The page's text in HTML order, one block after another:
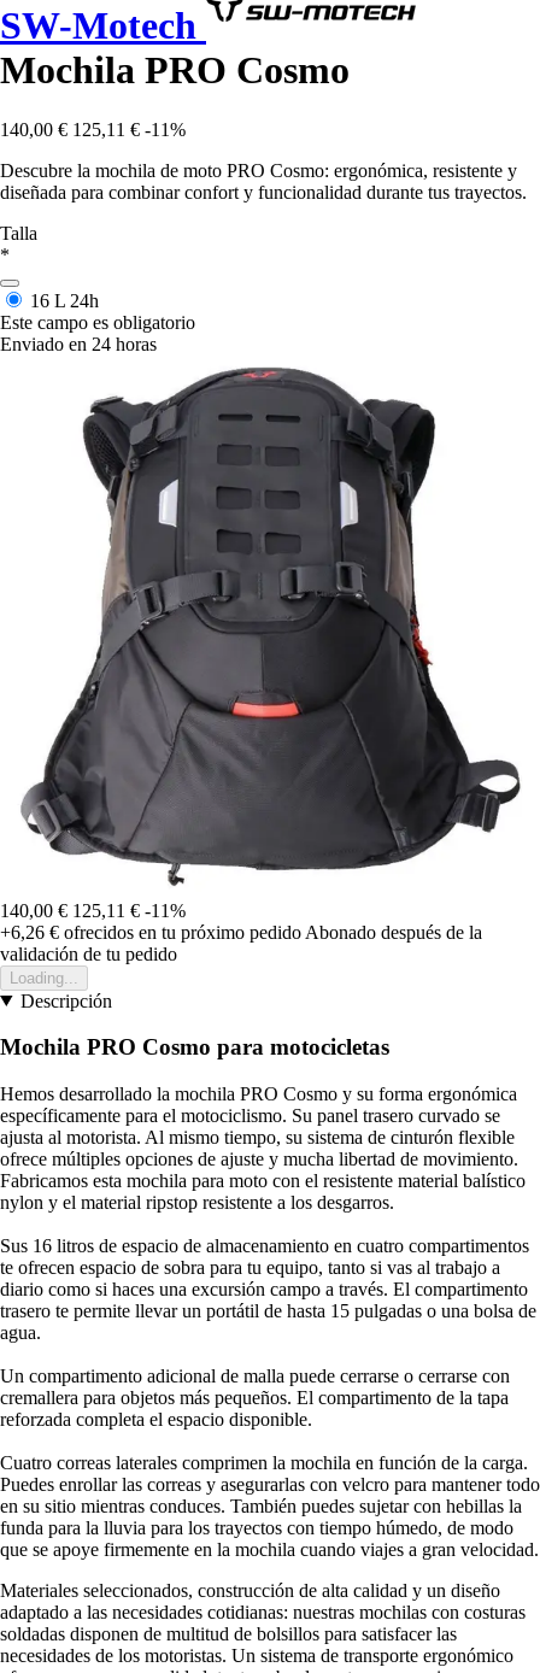
SW-Motech
Mochila PRO Cosmo
140,00 € 125,11 € -11%
Descubre la mochila de moto PRO Cosmo: ergonómica, resistente y
diseñada para combinar confort y funcionalidad durante tus trayectos.
Talla
*
16 L 24h
Este campo es obligatorio
Enviado en 24 horas
140,00 € 125,11 € -11%
+6,26 € ofrecidos en tu próximo pedido Abonado después de la
validación de tu pedido
Loading...
Descripción
Mochila PRO Cosmo para motocicletas
Hemos desarrollado la mochila PRO Cosmo y su forma ergonómica
específicamente para el motociclismo. Su panel trasero curvado se
ajusta al motorista. Al mismo tiempo, su sistema de cinturón flexible
ofrece múltiples opciones de ajuste y mucha libertad de movimiento.
Fabricamos esta mochila para moto con el resistente material balístico
nylon y el material ripstop resistente a los desgarros.
Sus 16 litros de espacio de almacenamiento en cuatro compartimentos
te ofrecen espacio de sobra para tu equipo, tanto si vas al trabajo a
diario como si haces una excursión campo a través. El compartimento
trasero te permite llevar un portátil de hasta 15 pulgadas o una bolsa de
agua.
Un compartimento adicional de malla puede cerrarse o cerrarse con
cremallera para objetos más pequeños. El compartimento de la tapa
reforzada completa el espacio disponible.
Cuatro correas laterales comprimen la mochila en función de la carga.
Puedes enrollar las correas y asegurarlas con velcro para mantener todo
en su sitio mientras conduces. También puedes sujetar con hebillas la
funda para la lluvia para los trayectos con tiempo húmedo, de modo
que se apoye firmemente en la mochila cuando viajes a gran velocidad.
Materiales seleccionados, construcción de alta calidad y un diseño
adaptado a las necesidades cotidianas: nuestras mochilas con costuras
soldadas disponen de multitud de bolsillos para satisfacer las
necesidades de los motoristas. Un sistema de transporte ergonómico